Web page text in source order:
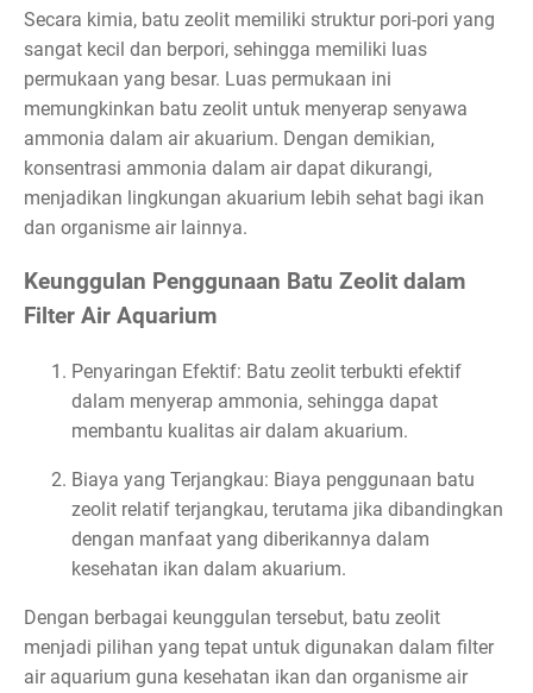
Secara kimia, batu zeolit memiliki struktur pori-pori yang
sangat kecil dan berpori, sehingga memiliki luas
permukaan yang besar. Luas permukaan ini
memungkinkan batu zeolit untuk menyerap senyawa
ammonia dalam air akuarium. Dengan demikian,
konsentrasi ammonia dalam air dapat dikurangi,
menjadikan lingkungan akuarium lebih sehat bagi ikan
dan organisme air lainnya.
Keunggulan Penggunaan Batu Zeolit dalam
Filter Air Aquarium
Penyaringan Efektif: Batu zeolit terbukti efektif
dalam menyerap ammonia, sehingga dapat
membantu kualitas air dalam akuarium.
Biaya yang Terjangkau: Biaya penggunaan batu
zeolit relatif terjangkau, terutama jika dibandingkan
dengan manfaat yang diberikannya dalam
kesehatan ikan dalam akuarium.
Dengan berbagai keunggulan tersebut, batu zeolit
menjadi pilihan yang tepat untuk digunakan dalam filter
air aquarium guna kesehatan ikan dan organisme air